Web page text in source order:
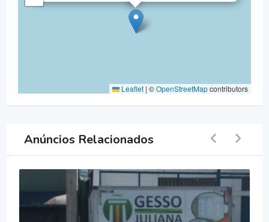
Leaflet | ©OpenStreetMapcontributors
Anúncios Relacionados